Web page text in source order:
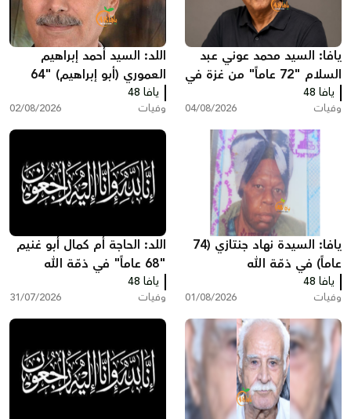
يافا: السيد محمد عوني عبد
السلام "72 عاماً" من غزة في
ذمّة الله
يافا 48
وفيات 04/08/2026
اللد: السيد أحمد إبراهيم
العموري (أبو إبراهيم) "64
عاماً" في ذمّة الله
يافا 48
وفيات 02/08/2026
يافا: السيدة نهاد جنتازي (74
عاماً) في ذمّة الله
يافا 48
وفيات 01/08/2026
اللد: الحاجة أم كمال أبو غنيم
"68 عاماً" في ذمّة الله
يافا 48
وفيات 31/07/2026